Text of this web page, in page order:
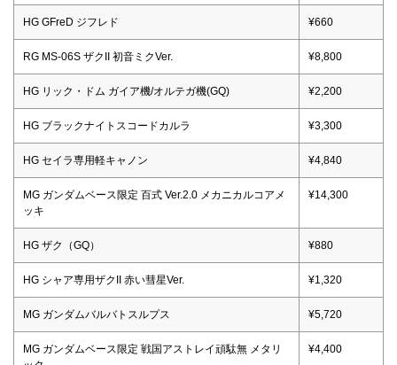
HG GFreD ジフレド ¥660
RG MS-06S ザクII 初音ミクVer. ¥8,800
HG リック・ドム ガイア機/オルテガ機(GQ) ¥2,200
HG ブラックナイトスコードカルラ ¥3,300
HG セイラ専用軽キャノン ¥4,840
MG ガンダムベース限定 百式 Ver.2.0 メカニカルコアメ
ッキ
¥14,300
HG ザク（GQ） ¥880
HG シャア専用ザクII 赤い彗星Ver. ¥1,320
MG ガンダムバルバトスルプス ¥5,720
MG ガンダムベース限定 戦国アストレイ頑駄無 メタリ
¥4,400